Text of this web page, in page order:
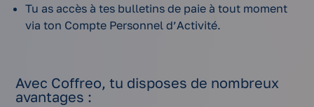
Tu as accès à tes bulletins de paie à tout moment
via ton Compte Personnel d’Activité.
Avec Coffreo, tu disposes de nombreux
avantages :